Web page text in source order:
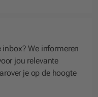
We informeren
jou relevante
je op de hoogte